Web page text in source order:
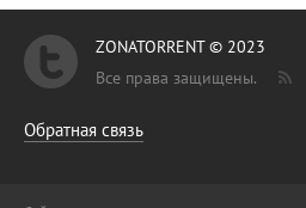
ZONATORRENT © 2023
Все права защищены.
Обратная связь